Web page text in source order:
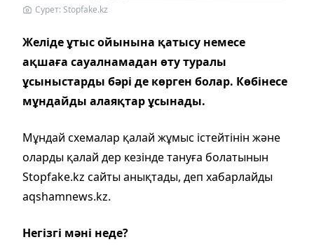
Cурет: Stopfake.kz
Желіде ұтыс ойынына қатысу немесе
ақшаға сауалнамадан өту туралы
ұсыныстарды бәрі де көрген болар. Көбінесе
мұндайды алаяқтар ұсынады.
Мұндай схемалар қалай жұмыс істейтінін және
оларды қалай дер кезінде тануға болатынын
Stopfake.kz сайты анықтады, деп хабарлайды
aqshamnews.kz.
Негізгі мәні неде?